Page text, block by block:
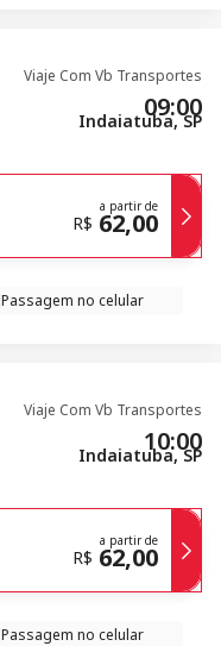
Viaje Com Vb Transportes
09:00
Indaiatuba, SP
a partir de
R$ 62,00
Passagem no celular
Viaje Com Vb Transportes
10:00
Indaiatuba, SP
a partir de
R$ 62,00
Passagem no celular